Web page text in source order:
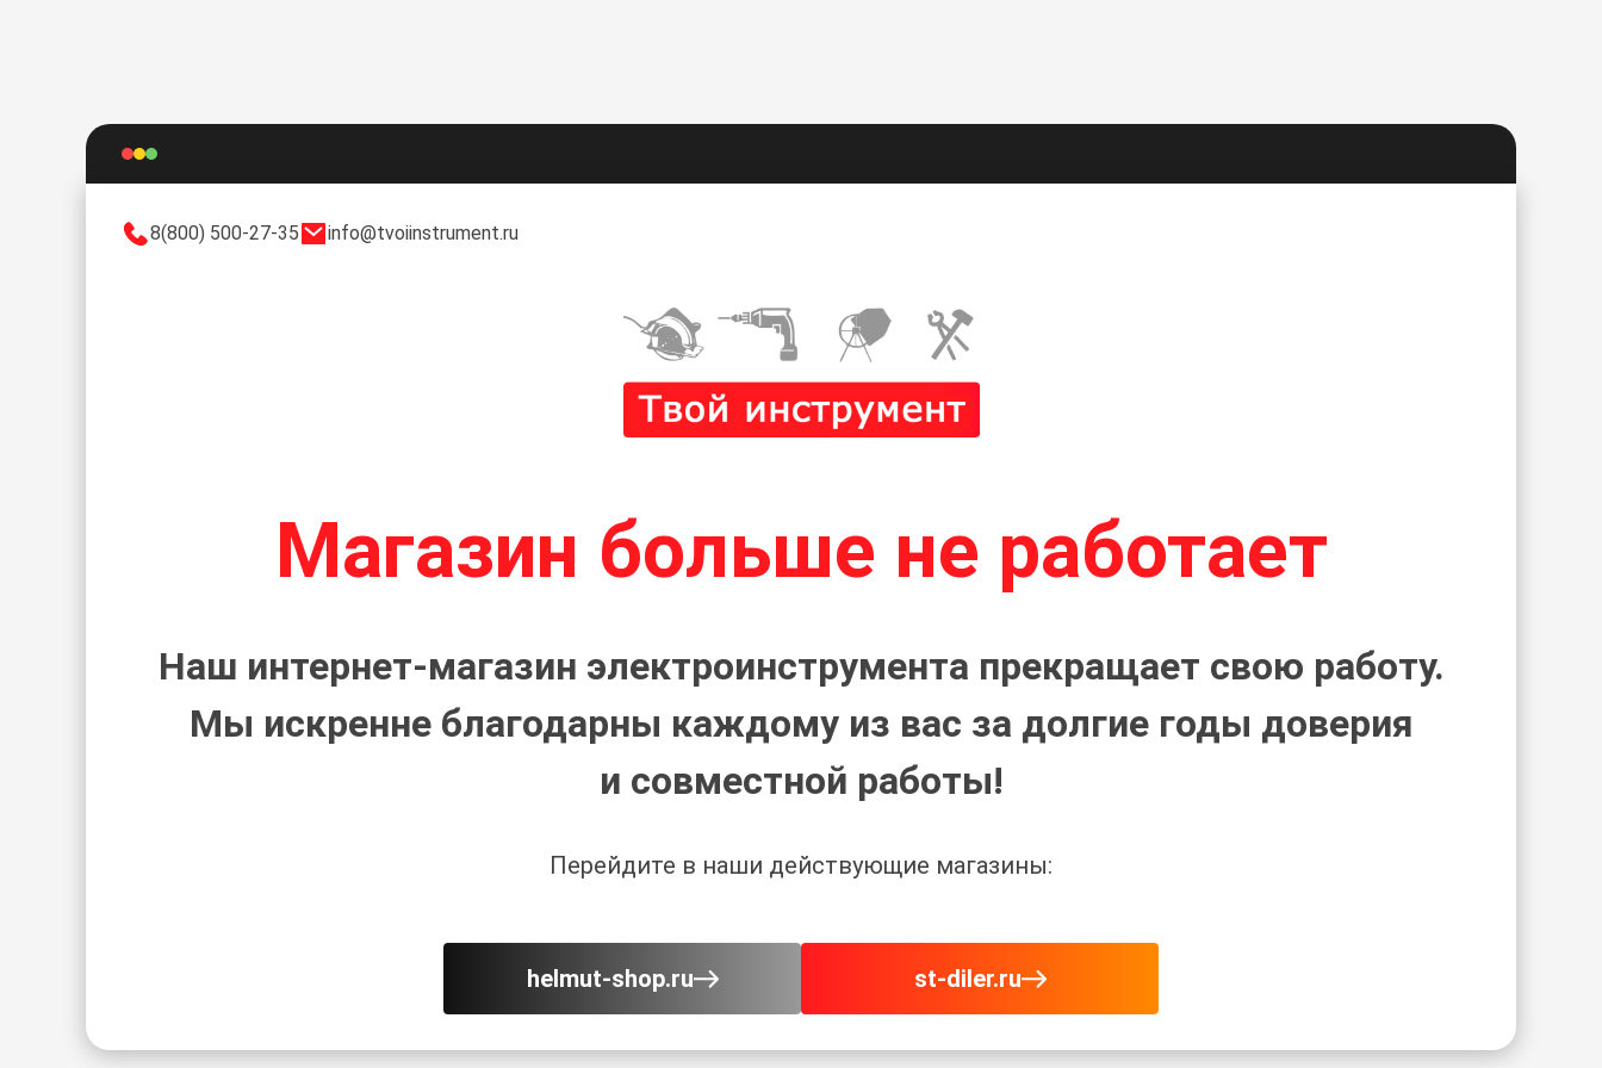
8(800) 500-27-35 info@tvoiinstrument.ru
Магазин больше не работает
Наш интернет-магазин электроинструмента прекращает свою работу.
Мы искренне благодарны каждому из вас за долгие годы доверия
и совместной работы!
Перейдите в наши действующие магазины:
helmut-shop.ru st-diler.ru